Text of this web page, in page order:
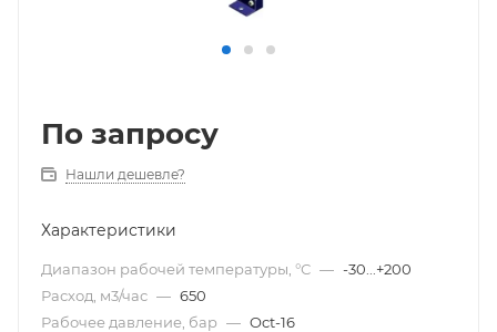
По запросу
Нашли дешевле?
Характеристики
Диапазон рабочей температуры, °С — -30...+200
Расход, м3/час — 650
Рабочее давление, бар — Oct-16